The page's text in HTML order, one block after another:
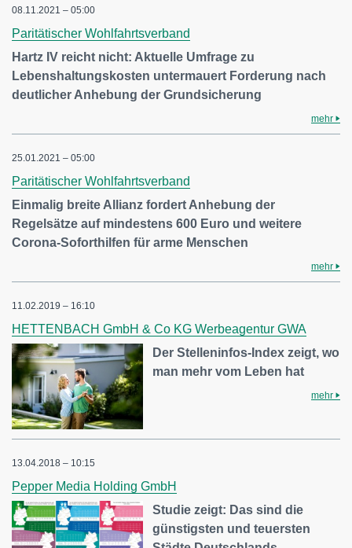
08.11.2021 – 05:00
Paritätischer Wohlfahrtsverband
Hartz IV reicht nicht: Aktuelle Umfrage zu
Lebenshaltungskosten untermauert Forderung nach
deutlicher Anhebung der Grundsicherung
mehr
25.01.2021 – 05:00
Paritätischer Wohlfahrtsverband
Einmalig breite Allianz fordert Anhebung der
Regelsätze auf mindestens 600 Euro und weitere
Corona-Soforthilfen für arme Menschen
mehr
11.02.2019 – 16:10
HETTENBACH GmbH & Co KG Werbeagentur GWA
Der Stelleninfos-Index zeigt, wo
man mehr vom Leben hat
mehr
13.04.2018 – 10:15
Pepper Media Holding GmbH
Studie zeigt: Das sind die
günstigsten und teuersten